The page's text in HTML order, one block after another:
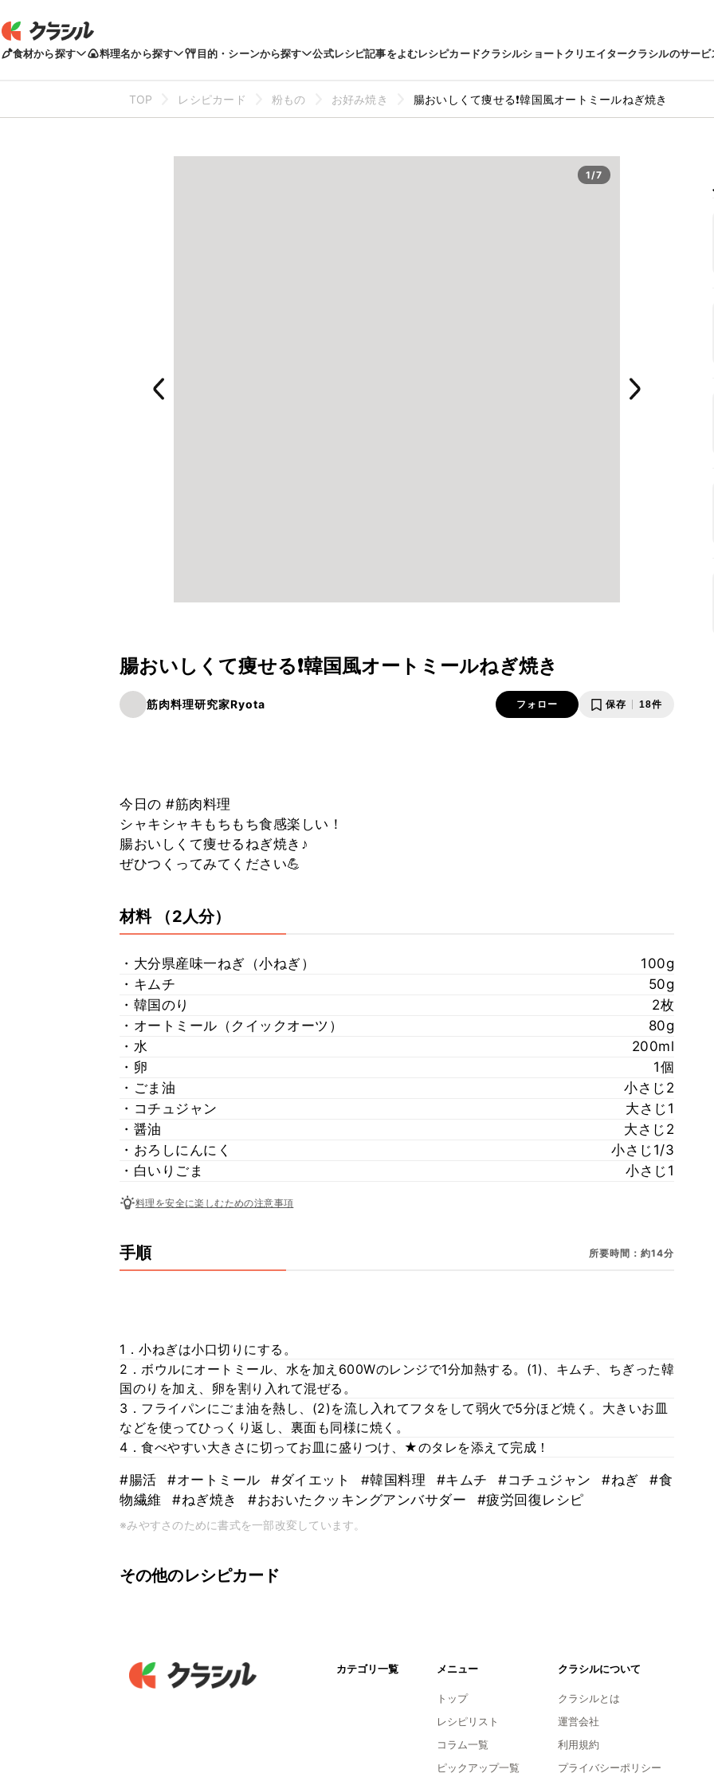
食材から探す 料理名から探す 目的・シーンから探す 公式レシピ記事をよむレシピカードクラシルショートクリエイタークラシルのサービ
TOP レシピカード 粉もの お好み焼き 腸おいしくて痩せる❗️韓国風オートミールねぎ焼き
1/7
腸おいしくて痩せる❗️韓国風オートミールねぎ焼き
筋肉料理研究家Ryota フォロー 保存 18件
今日の #筋肉料理
シャキシャキもちもち食感楽しい！
腸おいしくて痩せるねぎ焼き♪
ぜひつくってみてください💪
材料 （2人分）
・大分県産味一ねぎ（小ねぎ）
100g
・キムチ
50g
・韓国のり
2枚
・オートミール（クイックオーツ）
80g
・水
200ml
・卵
1個
・ごま油
小さじ2
・コチュジャン
大さじ1
・醤油
大さじ2
・おろしにんにく
小さじ1/3
・白いりごま
小さじ1
料理を安全に楽しむための注意事項
手順 所要時間：約14分
1．小ねぎは小口切りにする。
2．ボウルにオートミール、水を加え600Wのレンジで1分加熱する。(1)、キムチ、ちぎった韓
国のりを加え、卵を割り入れて混ぜる。
3．フライパンにごま油を熱し、(2)を流し入れてフタをして弱火で5分ほど焼く。大きいお皿
などを使ってひっくり返し、裏面も同様に焼く。
4．食べやすい大きさに切ってお皿に盛りつけ、★のタレを添えて完成！
#腸活 #オートミール #ダイエット #韓国料理 #キムチ #コチュジャン #ねぎ
#食
物繊維
#ねぎ焼き #おおいたクッキングアンバサダー #疲労回復レシピ
※みやすさのために書式を一部改変しています。
その他のレシピカード
カテゴリ一覧 メニュー
トップ
レシピリスト
コラム一覧
ピックアップ一覧
クラシルについて
クラシルとは
運営会社
利用規約
プライバシーポリシー